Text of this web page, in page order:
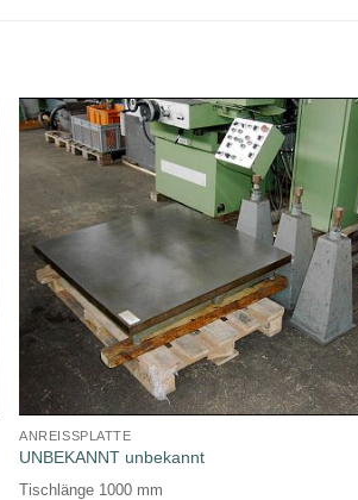
ANREISSPLATTE
UNBEKANNT unbekannt
Tischlänge 1000 mm